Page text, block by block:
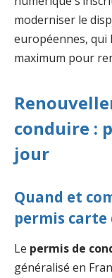
moderniser le
européennes, qui
maximum pour
conduire :
jour
Quand et
permis carte
Le permis de
généralisé en